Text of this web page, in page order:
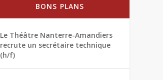
BONS PLANS
Le Théâtre Nanterre-Amandiers
recrute un secrétaire technique
(h/f)